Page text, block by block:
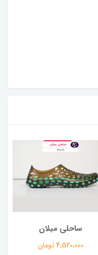
ساحلی میلان
4,520,000 تومان